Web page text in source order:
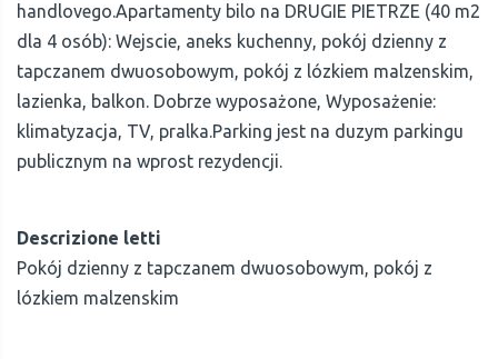
handlovego.Apartamenty bilo na DRUGIE PIETRZE (40 m2
dla 4 osób): Wejscie, aneks kuchenny, pokój dzienny z
tapczanem dwuosobowym, pokój z lózkiem malzenskim,
lazienka, balkon. Dobrze wyposażone, Wyposażenie:
klimatyzacja, TV, pralka.Parking jest na duzym parkingu
publicznym na wprost rezydencji.
Descrizione letti
Pokój dzienny z tapczanem dwuosobowym, pokój z
lózkiem malzenskim